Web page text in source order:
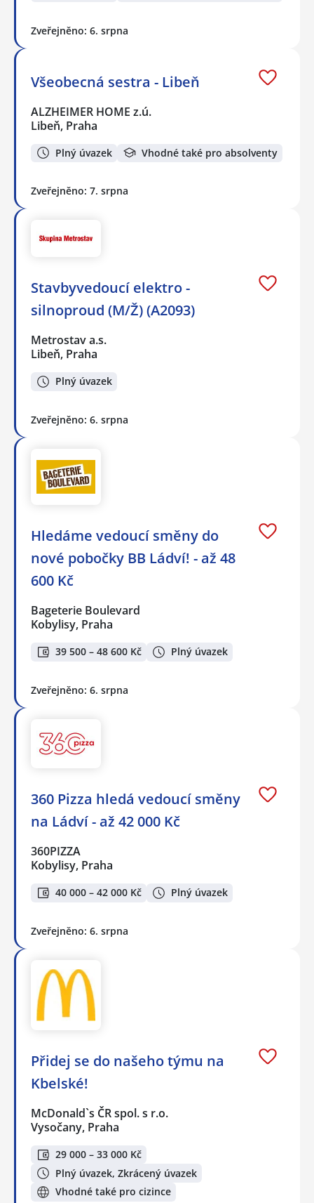
Zveřejněno: 6. srpna
Všeobecná sestra - Libeň
ALZHEIMER HOME z.ú.
Libeň, Praha
Plný úvazek Vhodné také pro absolventy
Zveřejněno: 7. srpna
Stavbyvedoucí elektro -
silnoproud (M/Ž) (A2093)
Metrostav a.s.
Libeň, Praha
Plný úvazek
Zveřejněno: 6. srpna
Hledáme vedoucí směny do
nové pobočky BB Ládví! - až 48
600 Kč
Bageterie Boulevard
Kobylisy, Praha
39 500 – 48 600 Kč Plný úvazek
Zveřejněno: 6. srpna
360 Pizza hledá vedoucí směny
na Ládví - až 42 000 Kč
360PIZZA
Kobylisy, Praha
40 000 – 42 000 Kč Plný úvazek
Zveřejněno: 6. srpna
Přidej se do našeho týmu na
Kbelské!
McDonald`s ČR spol. s r.o.
Vysočany, Praha
29 000 – 33 000 Kč
Plný úvazek, Zkrácený úvazek
Vhodné také pro cizince